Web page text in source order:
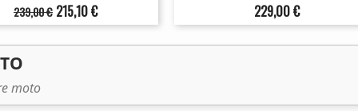
Prix
de
base
239,00 € Prix
215,10 €
Prix
229,00 €
moto